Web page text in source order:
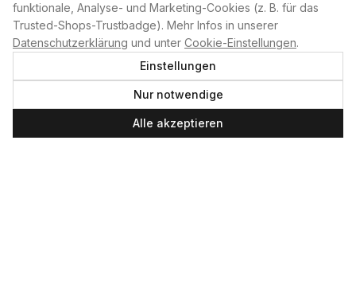
funktionale, Analyse- und Marketing-Cookies (z. B. für das
Trusted-Shops-Trustbadge). Mehr Infos in unserer
Datenschutzerklärung und unter Cookie-Einstellungen.
Einstellungen
Nur notwendige
Alle akzeptieren
Home
Kontakt
Impressum
Datenschutzerklärung